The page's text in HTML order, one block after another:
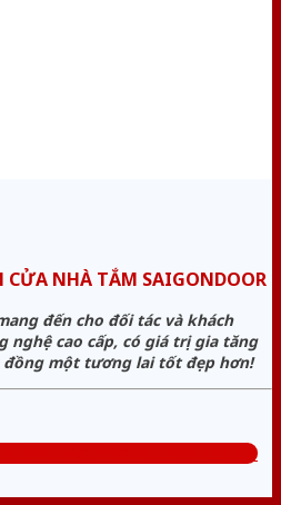
CỬA NHÀ TẮM SAIGONDOOR
đến cho đối tác và khách
nghệ cao cấp, có giá trị gia tăng
đồng một tương lai tốt đẹp hơn!
đài tư vấn miễn phí: 0824.400.400